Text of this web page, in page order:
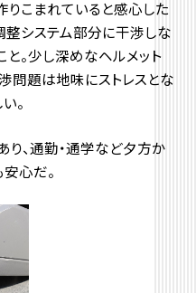
こまれていると感心した
整システム部分に干渉しな
と。少し深めなヘルメット
問題は地味にストレスとな
。
、通勤・通学など夕方か
心だ。